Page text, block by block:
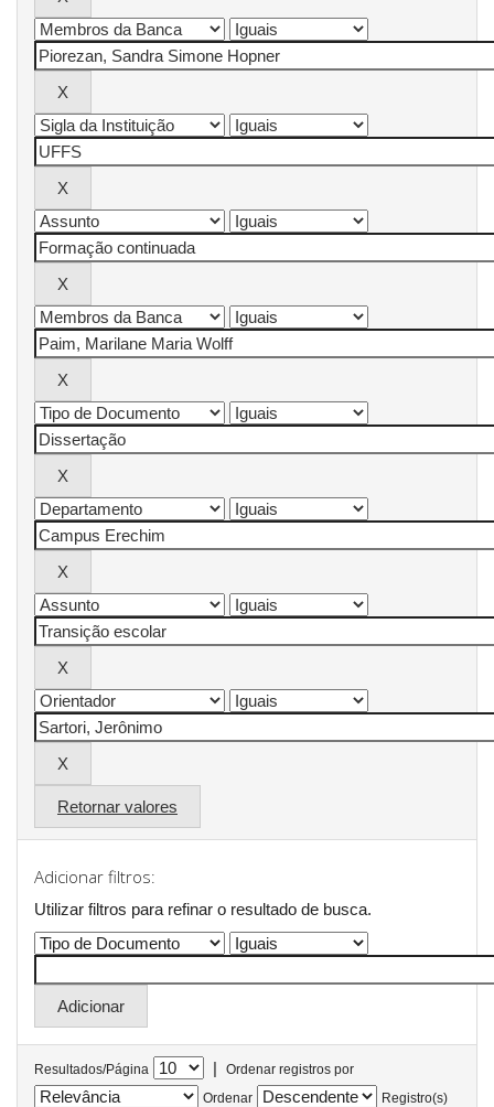
Retornar valores
Adicionar filtros:
Utilizar filtros para refinar o resultado de busca.
Resultados/Página |
Ordenar registros por
Ordenar
Registro(s)